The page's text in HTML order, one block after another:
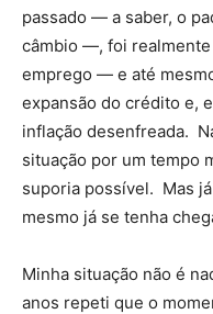
passado — a saber, o
câmbio —, foi
emprego — e até
expansão do crédito e,
inflação desenfreada.
situação por um tempo
suporia possível. Mas
mesmo já se tenha
Minha situação não é
anos repeti que o